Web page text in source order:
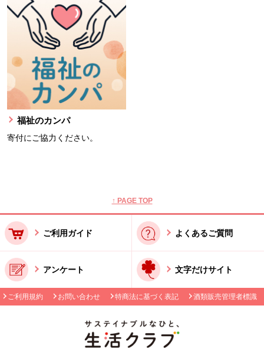
福祉のカンパ
寄付にご協力ください。
↑ PAGE TOP
ご利用ガイド よくあるご質問
アンケート 文字だけサイト
ご利用規約 お問い合わせ 特商法に基づく表記 酒類販売管理者標識